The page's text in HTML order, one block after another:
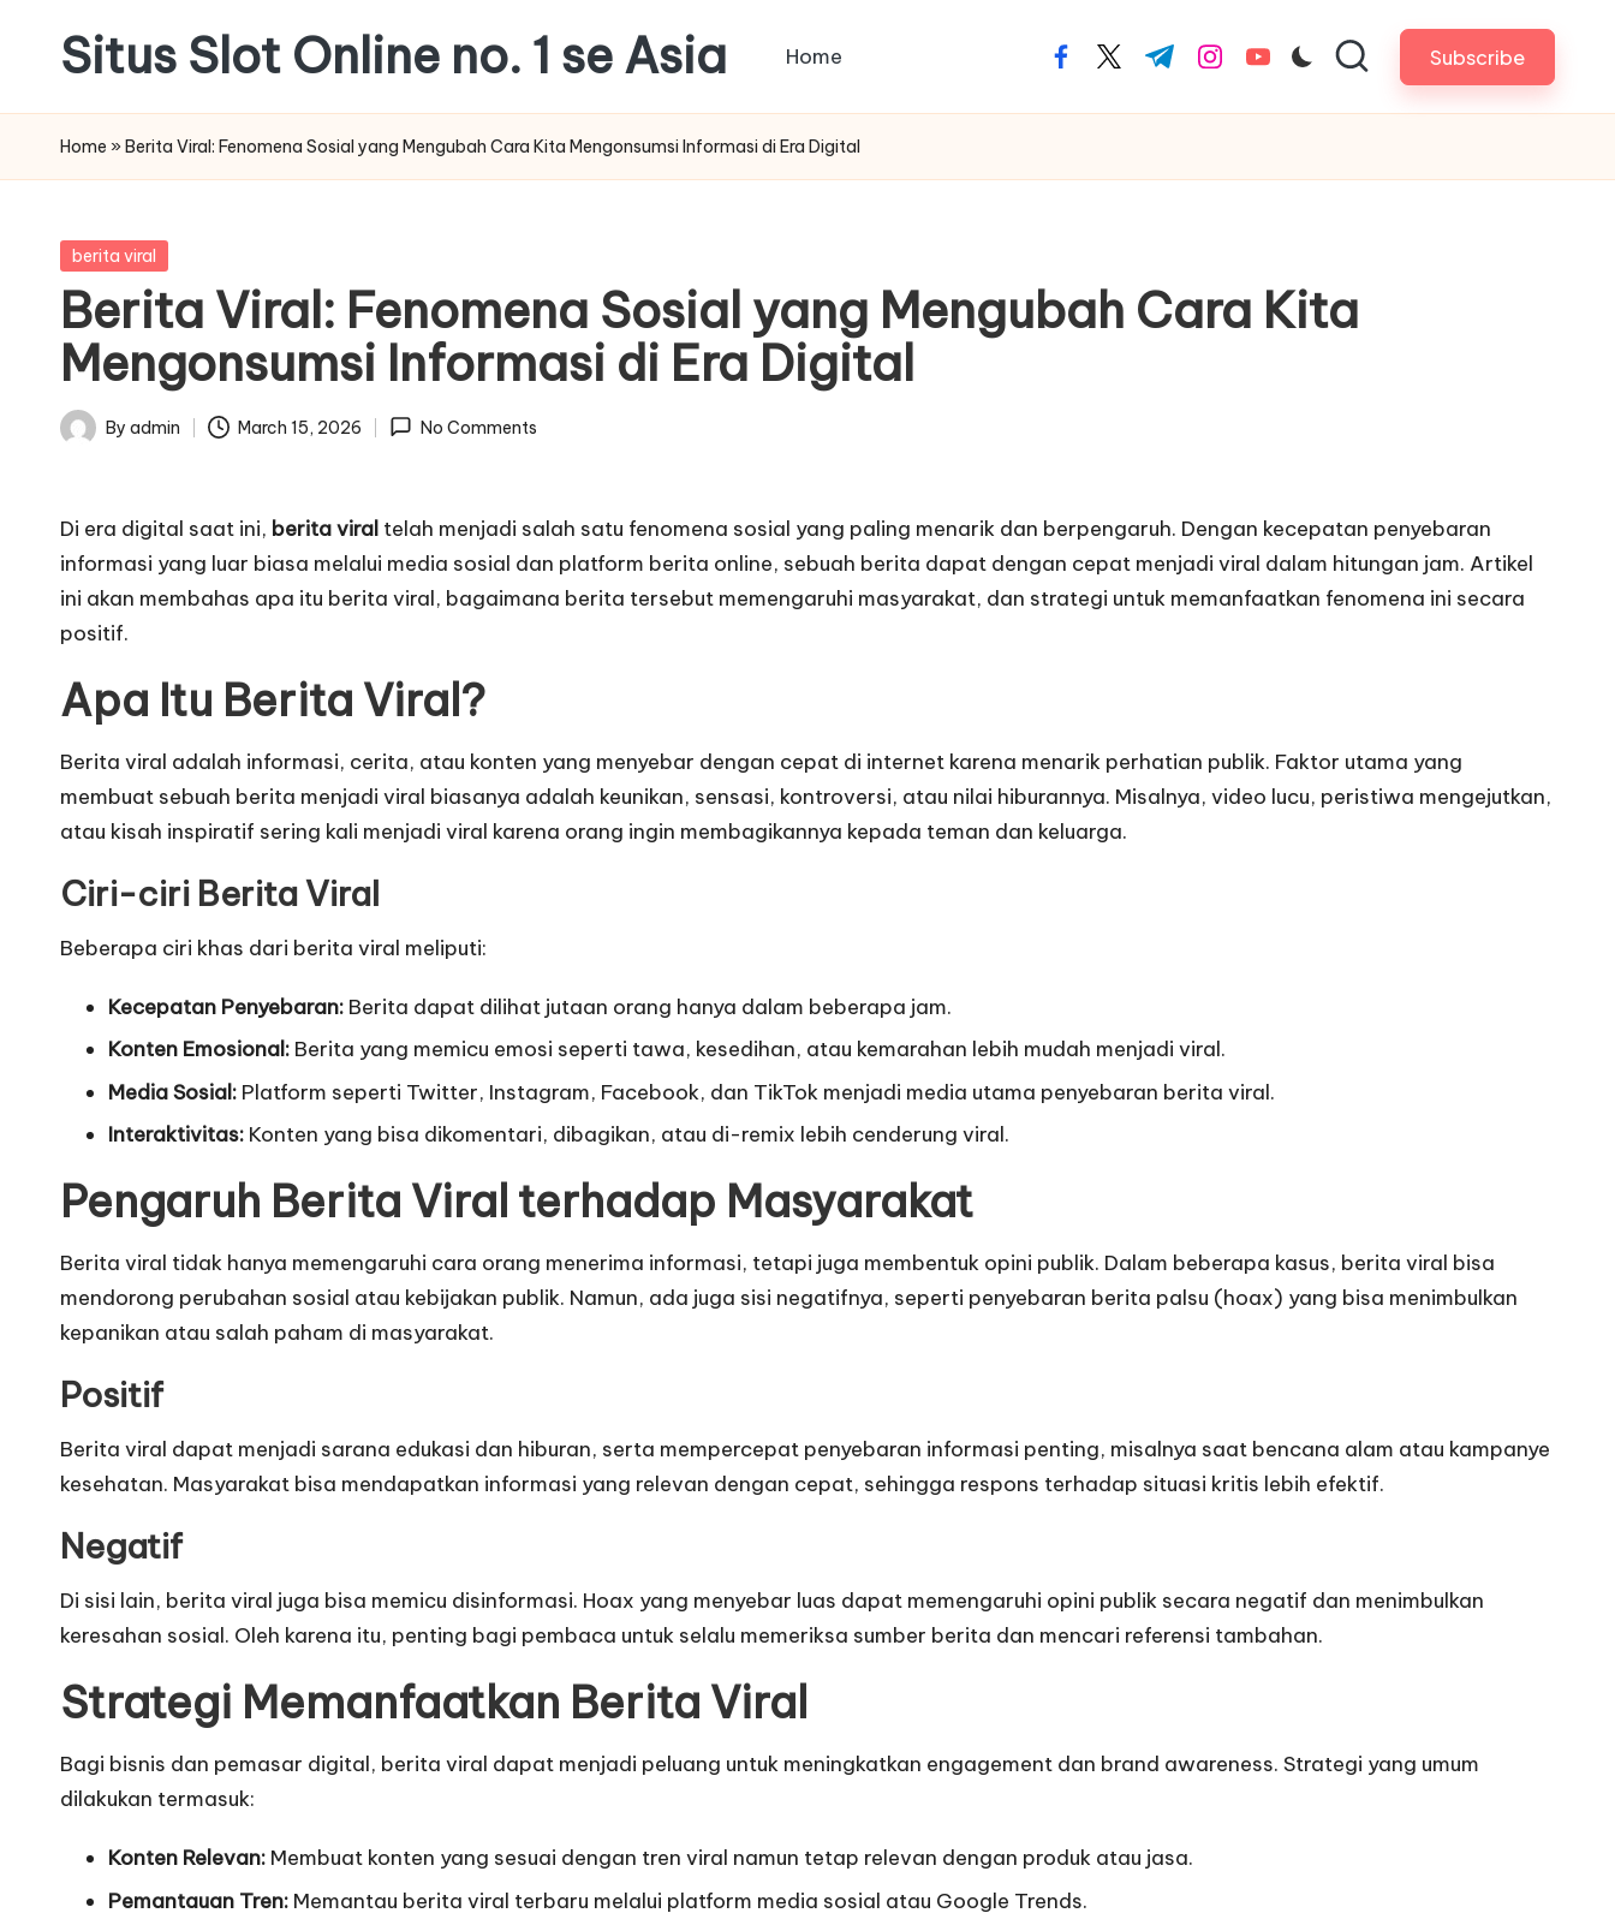
content
Situs Slot Online no. 1 se Asia Home facebook.com
twitter.com
t.me instagram.com
youtube.com Subscribe
Home » Berita Viral: Fenomena Sosial yang Mengubah Cara Kita Mengonsumsi Informasi di Era Digital
Posted
berita viral
Berita Viral: Fenomena Sosial yang Mengubah Cara Kita
Mengonsumsi Informasi di Era Digital
Posted
By admin March 15, 2026 No Comments
Di era digital saat ini, berita viral telah menjadi salah satu fenomena sosial yang paling menarik dan berpengaruh. Dengan kecepatan penyebaran
informasi yang luar biasa melalui media sosial dan platform berita online, sebuah berita dapat dengan cepat menjadi viral dalam hitungan jam. Artikel
ini akan membahas apa itu berita viral, bagaimana berita tersebut memengaruhi masyarakat, dan strategi untuk memanfaatkan fenomena ini secara
positif.
Apa Itu Berita Viral?
Berita viral adalah informasi, cerita, atau konten yang menyebar dengan cepat di internet karena menarik perhatian publik. Faktor utama yang
membuat sebuah berita menjadi viral biasanya adalah keunikan, sensasi, kontroversi, atau nilai hiburannya. Misalnya, video lucu, peristiwa mengejutkan,
atau kisah inspiratif sering kali menjadi viral karena orang ingin membagikannya kepada teman dan keluarga.
Ciri-ciri Berita Viral
Beberapa ciri khas dari berita viral meliputi:
Kecepatan Penyebaran: Berita dapat dilihat jutaan orang hanya dalam beberapa jam.
Konten Emosional: Berita yang memicu emosi seperti tawa, kesedihan, atau kemarahan lebih mudah menjadi viral.
Media Sosial: Platform seperti Twitter, Instagram, Facebook, dan TikTok menjadi media utama penyebaran berita viral.
Interaktivitas: Konten yang bisa dikomentari, dibagikan, atau di-remix lebih cenderung viral.
Pengaruh Berita Viral terhadap Masyarakat
Berita viral tidak hanya memengaruhi cara orang menerima informasi, tetapi juga membentuk opini publik. Dalam beberapa kasus, berita viral bisa
mendorong perubahan sosial atau kebijakan publik. Namun, ada juga sisi negatifnya, seperti penyebaran berita palsu (hoax) yang bisa menimbulkan
kepanikan atau salah paham di masyarakat.
Positif
Berita viral dapat menjadi sarana edukasi dan hiburan, serta mempercepat penyebaran informasi penting, misalnya saat bencana alam atau kampanye
kesehatan. Masyarakat bisa mendapatkan informasi yang relevan dengan cepat, sehingga respons terhadap situasi kritis lebih efektif.
Negatif
Di sisi lain, berita viral juga bisa memicu disinformasi. Hoax yang menyebar luas dapat memengaruhi opini publik secara negatif dan menimbulkan
keresahan sosial. Oleh karena itu, penting bagi pembaca untuk selalu memeriksa sumber berita dan mencari referensi tambahan.
Strategi Memanfaatkan Berita Viral
Bagi bisnis dan pemasar digital, berita viral dapat menjadi peluang untuk meningkatkan engagement dan brand awareness. Strategi yang umum
dilakukan termasuk:
Konten Relevan: Membuat konten yang sesuai dengan tren viral namun tetap relevan dengan produk atau jasa.
Pemantauan Tren: Memantau berita viral terbaru melalui platform media sosial atau Google Trends.